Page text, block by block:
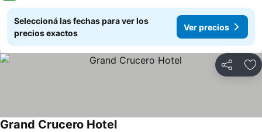
Seleccioná las fechas para ver los
precios exactos
Ver precios
Compartir
Grand Crucero Hotel